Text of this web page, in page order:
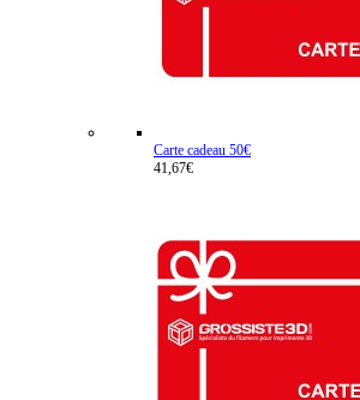
Carte cadeau 50€
41,67€